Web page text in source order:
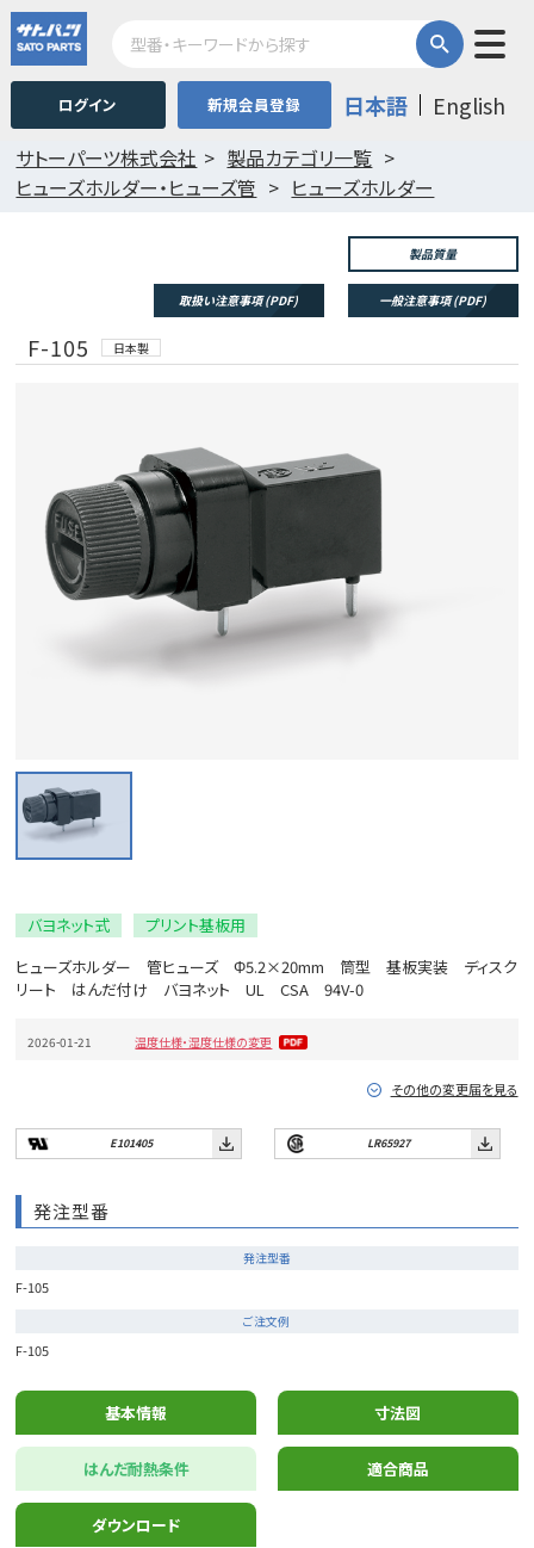
ログイン 新規会員登録 日本語 English
サトーパーツ株式会社
製品カテゴリ一覧
ヒューズホルダー・ヒューズ管
ヒューズホルダー
製品質量
取扱い注意事項 (PDF) 一般注意事項 (PDF)
F-105 日本製
バヨネット式
プリント基板用
ヒューズホルダー 管ヒューズ Φ5.2×20mm 筒型 基板実装 ディスク
リート はんだ付け バヨネット UL CSA 94V-0
2026-01-21 温度仕様・湿度仕様の変更
その他の変更届を見る
E101405 LR65927
発注型番
発注型番
F-105
ご注文例
F-105
基本情報 寸法図
はんだ耐熱条件 適合商品
ダウンロード